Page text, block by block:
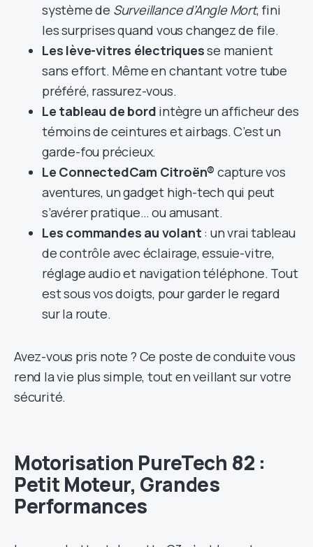
système de Surveillance d’Angle Mort, fini
les surprises quand vous changez de file.
Les lève-vitres électriquesse manient
sans effort. Même en chantant votre tube
préféré, rassurez-vous.
Le tableau de bord intègre un afficheur des
témoins de ceintures et airbags. C’est un
garde-fou précieux.
Le ConnectedCam Citroën® capture vos
aventures, un gadget high-tech qui peut
s’avérer pratique… ou amusant.
Les commandes au volant : un vrai tableau
de contrôle avec éclairage, essuie-vitre,
réglage audio et navigation téléphone. Tout
est sous vos doigts, pour garder le regard
sur la route.
Avez-vous pris note ? Ce poste de conduite vous
rend la vie plus simple, tout en veillant sur votre
sécurité.
Motorisation PureTech 82 :
Petit Moteur, Grandes
Performances